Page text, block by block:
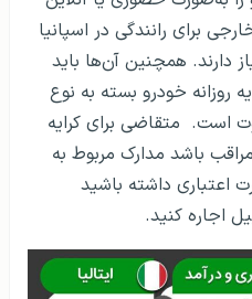
برای رانندگی در اسپانیا
دارند. همچنین آن‌ها باید
روزانه خودرو بسته به نوع
است. متقاضی برای کرایه
باشد مدارک مربوط به
اعتباری داشته باشید
اجاره کنید.